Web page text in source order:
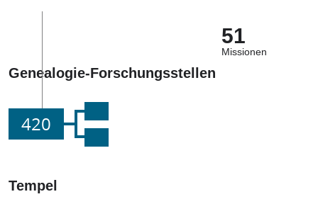
51
Missionen
Genealogie-Forschungsstellen
420
Tempel